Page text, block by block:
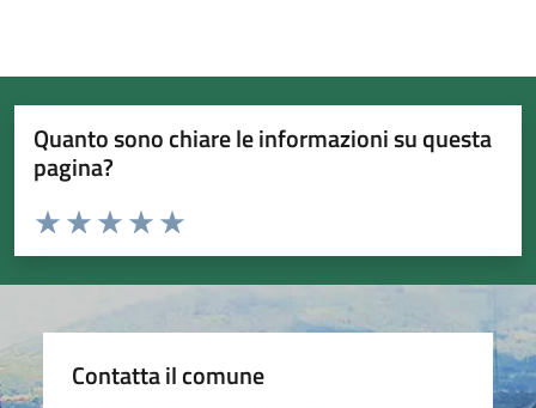
Quanto sono chiare le informazioni su questa
pagina?
Valuta da 1 a 5 stelle la pagina
Valuta 5 stelle su 5
Valuta 4 stelle su 5
Valuta 3 stelle su 5
Valuta 2 stelle su 5
Valuta 1 stelle su 5
Contatta il comune